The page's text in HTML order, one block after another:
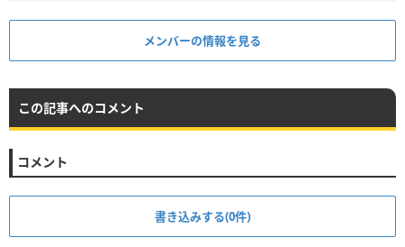
メンバーの情報を見る
この記事へのコメント
コメント
書き込みする(0件)